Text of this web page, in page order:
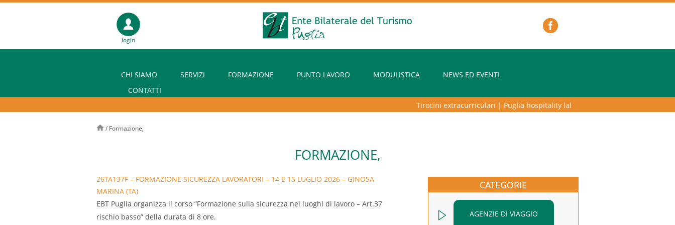
login
CHI SIAMO SERVIZI FORMAZIONE PUNTO LAVORO MODULISTICA
NEWS ED EVENTI
CONTATTI
Tirocini extracurriculari|Puglia hospitality lab – programma di alta
/ Formazione,
FORMAZIONE,
26TA137F – FORMAZIONE SICUREZZA LAVORATORI – 14 E 15 LUGLIO 2026 – GINOSA
MARINA (TA)
EBT Puglia organizza il corso “Formazione sulla sicurezza nei luoghi di lavoro – Art.37
rischio basso” della durata di 8 ore.
CATEGORIE
AGENZIE DI VIAGGIO